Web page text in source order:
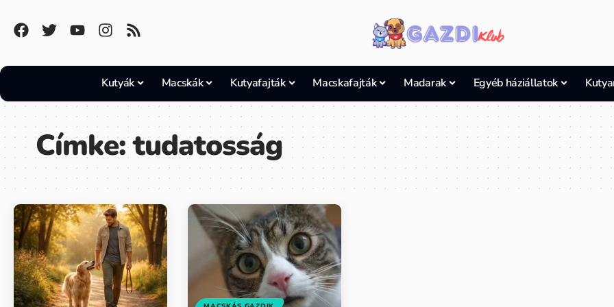
Kutyák Macskák Kutyafajták Macskafajták Madarak Egyéb háziállatok
Címke:tudatosság